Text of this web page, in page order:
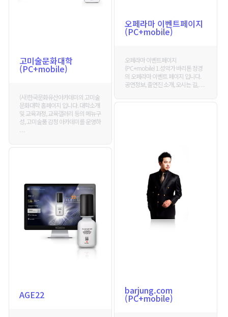
고미술문화대학
(PC+mobile)
(사)한국문화유산아카데미의 고미술
문화대학 홈페이지 입니다. 대학소개
및 교육과정, 교육갤러리 등의 메뉴구
성, 고미술품 감정 아카데미를 운영하
. . .
오페라마 이벤트페이지
(PC+mobile)
오페라마 이벤트페이지
(PC+mobile) 1.성악가 바리톤 정경
의 오페라마 이벤트 페이지 입니다.
공연정보, 출연진 소개, 오시는 길, . . .
barjung.com
(PC+mobile)
AGE22